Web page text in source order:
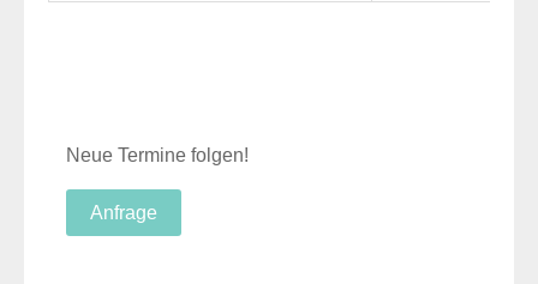
Neue Termine folgen!
Anfrage